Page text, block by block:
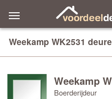
Weekamp WK2531
Weekamp
Boerderijdeur